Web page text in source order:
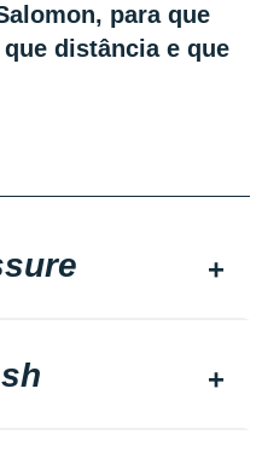
para que
distância e que